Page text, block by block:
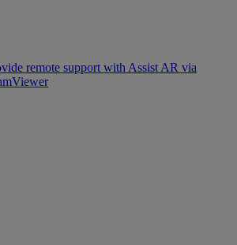
remote support with Assist AR via